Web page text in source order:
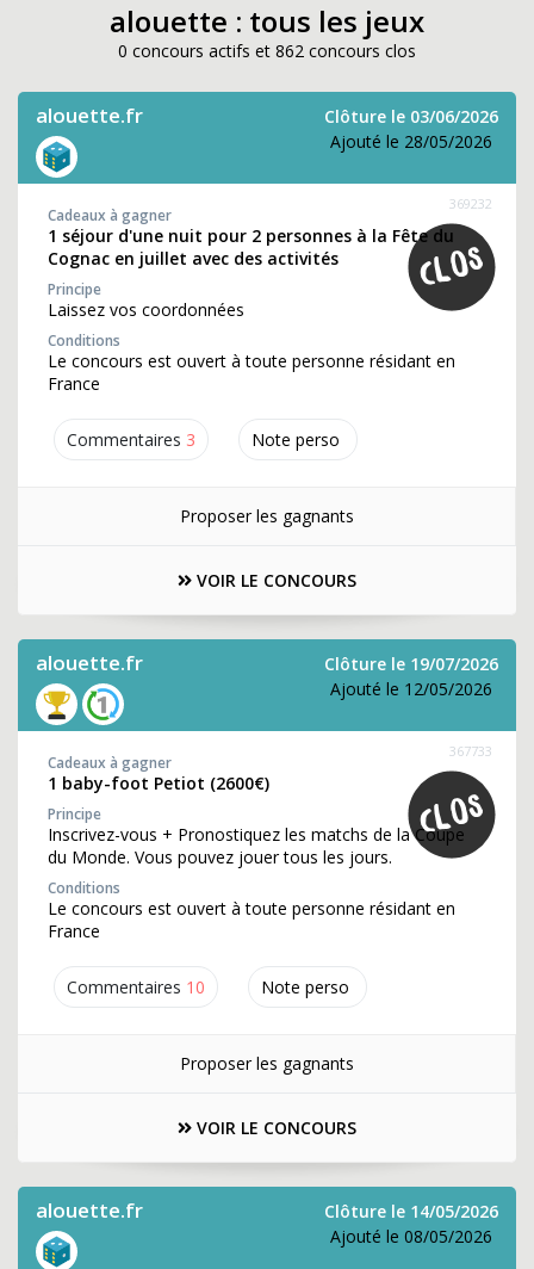
alouette : tous les jeux
0 concours actifs et 862 concours clos
alouette.fr
Clôture le 03/06/2026
Ajouté le 28/05/2026
Commentaires 3 Note perso
369232
Cadeaux à gagner
1 séjour d'une nuit pour 2 personnes à la Fête du
Cognac en juillet avec des activités
Principe
Laissez vos coordonnées
Conditions
Le concours est ouvert à toute personne résidant en
France
Proposer les gagnants
VOIR LE CONCOURS
alouette.fr
Clôture le 19/07/2026
Ajouté le 12/05/2026
Commentaires 10 Note perso
367733
Cadeaux à gagner
1 baby-foot Petiot (2600€)
Principe
Inscrivez-vous + Pronostiquez les matchs de la Coupe
du Monde. Vous pouvez jouer tous les jours.
Conditions
Le concours est ouvert à toute personne résidant en
France
Proposer les gagnants
VOIR LE CONCOURS
alouette.fr
Clôture le 14/05/2026
Ajouté le 08/05/2026